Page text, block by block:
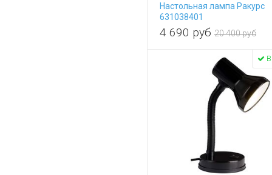
Настольная лампа Ракурс
631038401
4 690 руб 20 400 руб